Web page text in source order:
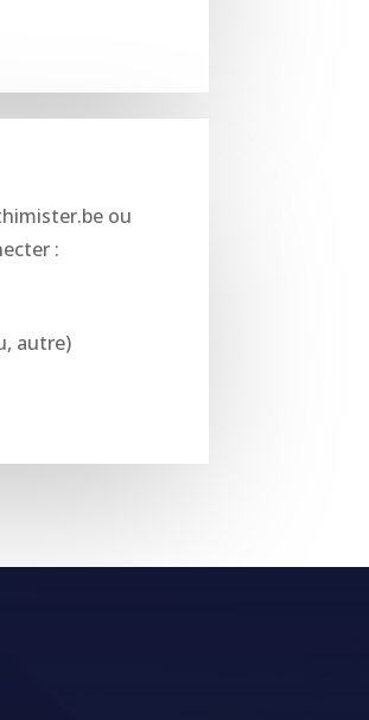
ou
:
autre)